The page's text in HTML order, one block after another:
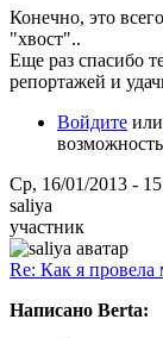
Конечно, это
"хвост"..
Еще раз спасибо
репортажей и
Войдите или
Ср, 16/01/2013 -
saliya
участник
Re: Как я
Написано Berta: